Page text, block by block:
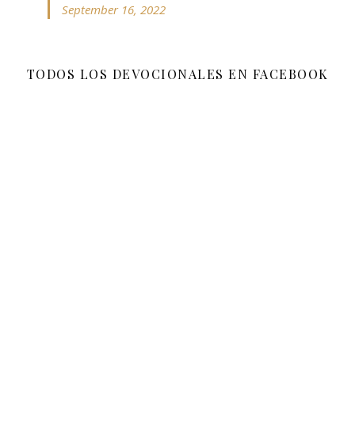
September 16, 2022
TODOS LOS DEVOCIONALES EN FACEBOOK